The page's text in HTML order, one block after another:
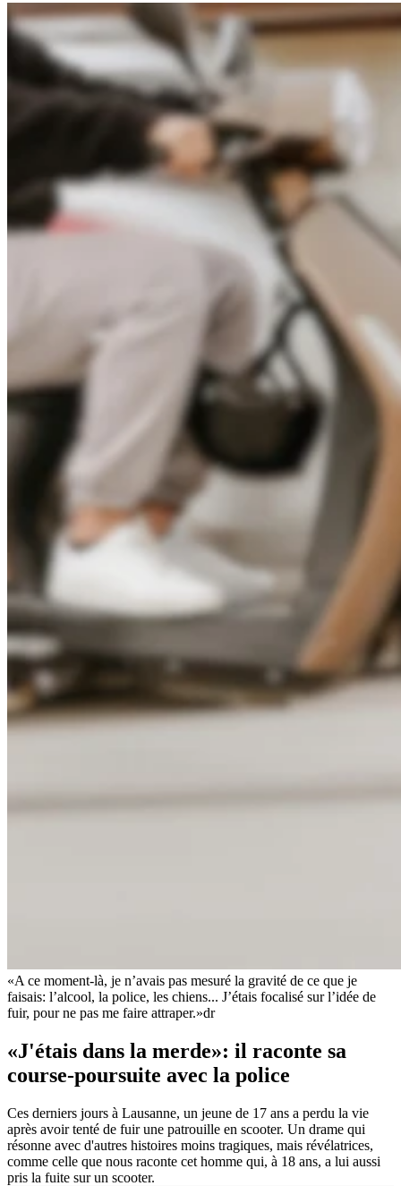
«A ce moment-là, je n’avais pas mesuré la gravité de ce que je
faisais: l’alcool, la police, les chiens... J’étais focalisé sur l’idée de
fuir, pour ne pas me faire attraper.»dr
«J'étais dans la merde»: il raconte sa
course-poursuite avec la police
Ces derniers jours à Lausanne, un jeune de 17 ans a perdu la vie
après avoir tenté de fuir une patrouille en scooter. Un drame qui
résonne avec d'autres histoires moins tragiques, mais révélatrices,
comme celle que nous raconte cet homme qui, à 18 ans, a lui aussi
pris la fuite sur un scooter.